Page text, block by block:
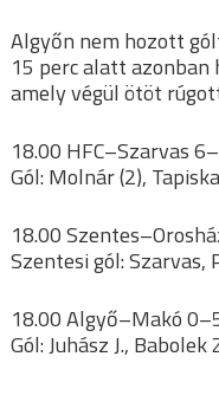
Algyőn nem hozott
15 perc alatt
amely végül ötöt
18.00 HFC–Szarvas
Gól: Molnár (2),
18.00
Szentesi gól: Szarvas,
18.00 Algyő–Makó
Gól: Juhász J., Babolek